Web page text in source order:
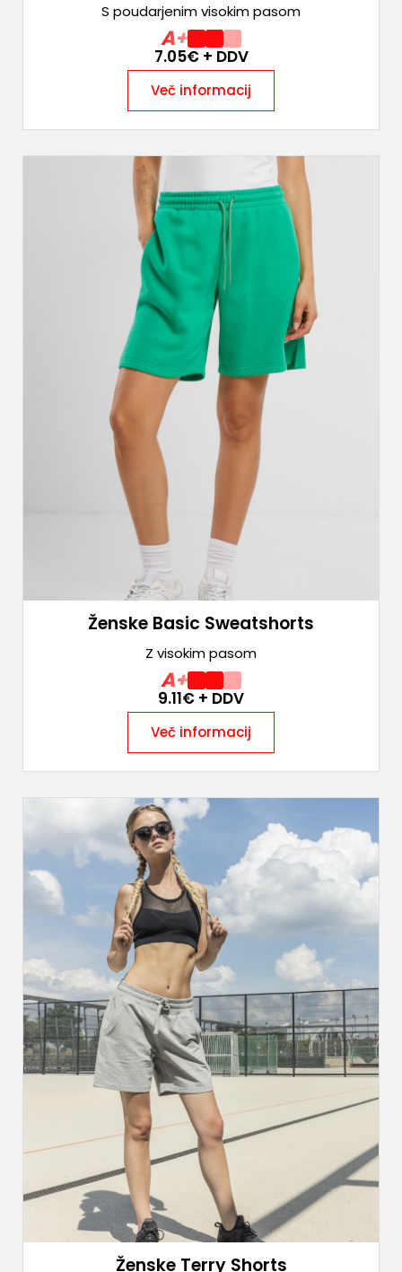
S poudarjenim visokim pasom
A+
7.05€ + DDV
Več informacij
Ženske Basic Sweatshorts
Z visokim pasom
A+
9.11€ + DDV
Več informacij
Ženske Terry Shorts